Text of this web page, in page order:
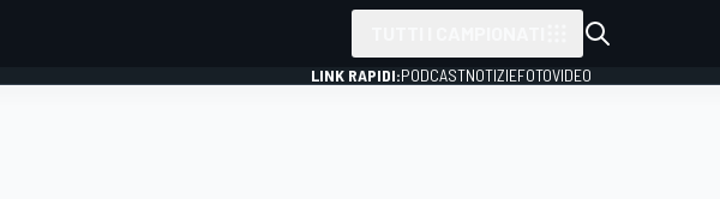
LINK RAPIDI:PODCASTNOTIZIEFOTOVIDEO